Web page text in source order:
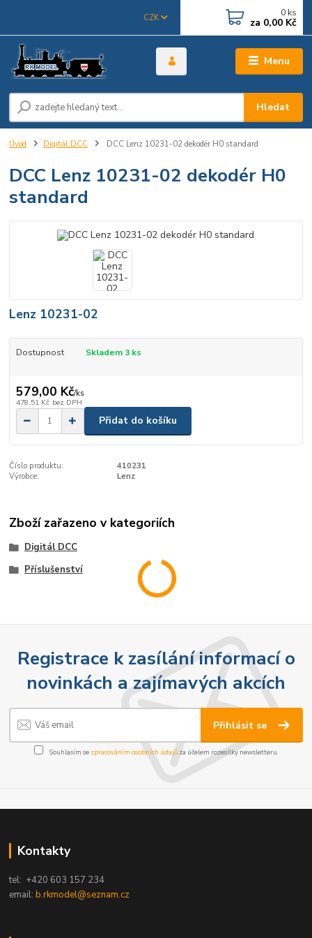
Menu
CZK
Hledat
0 ks
za 0,00 Kč
Úvod Digitál DCC DCC Lenz 10231-02 dekodér H0 standard
DCC Lenz 10231-02 dekodér H0
standard
Lenz 10231-02
Dostupnost Skladem 3 ks
579,00 Kč/ks
478,51 Kč bez DPH
Přidat do košíku
Číslo produktu:
410231
Výrobce:
Lenz
Zboží zařazeno v kategoriích
Digitál DCC
Příslušenství
Registrace k zasílání informací o
novinkách a zajímavých akcích
Přihlásit se
Souhlasím se zpracováním osobních údajůza účelem rozesílky newsletteru.
Kontakty
tel: +420 603 157 234
email:b.rkmodel@seznam.cz